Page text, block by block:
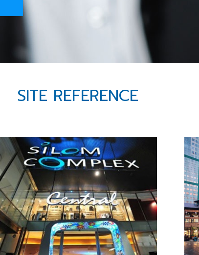
SITE REFERENCE